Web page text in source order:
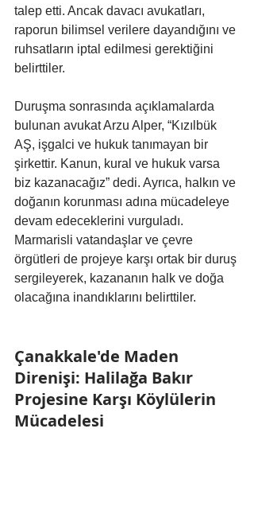
talep etti. Ancak davacı avukatları,
raporun bilimsel verilere dayandığını ve
ruhsatların iptal edilmesi gerektiğini
belirttiler.
Duruşma sonrasında açıklamalarda
bulunan avukat Arzu Alper, “Kızılbük
AŞ, işgalci ve hukuk tanımayan bir
şirkettir. Kanun, kural ve hukuk varsa
biz kazanacağız” dedi. Ayrıca, halkın ve
doğanın korunması adına mücadeleye
devam edeceklerini vurguladı.
Marmarisli vatandaşlar ve çevre
örgütleri de projeye karşı ortak bir duruş
sergileyerek, kazananın halk ve doğa
olacağına inandıklarını belirttiler.
Çanakkale'de Maden
Direnişi: Halilağa Bakır
Projesine Karşı Köylülerin
Mücadelesi